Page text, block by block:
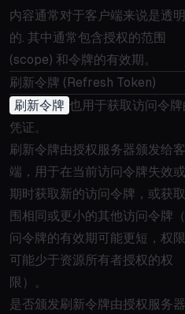
内容通常对于客户端来说是透明
的. 其中通常包含授权的范围
(scope) 和令牌的有效期。
刷新令牌 (Refresh Token)
刷新令牌 也用于获取访问令牌
凭证。
刷新令牌由授权服务器颁发给
端，用于在当前访问令牌失效
期时获取新的访问令牌，或获
围相同或更小的其他访问令牌
问令牌的有效期可能更短，权
可能少于资源所有者授权的权
限）。
是否颁发刷新令牌由授权服务